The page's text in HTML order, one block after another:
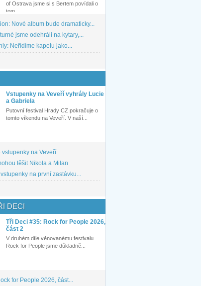
of Ostrava jsme si s Bertem povídali o
tom,...
Nové album bude dramaticky...
jsme odehráli na kytary,...
Neřídíme kapelu jako...
Vstupenky na Veveří vyhrály Lucie
a Gabriela
Putovní festival Hrady CZ pokračuje o
tomto víkendu na Veveří. V naší...
na Veveří
těšit Nikola a Milan
na první zastávku...
DECI
Tři Deci #35: Rock for People 2026,
část 2
V druhém díle věnovanému festivalu
Rock for People jsme důkladně...
for People 2026, část...